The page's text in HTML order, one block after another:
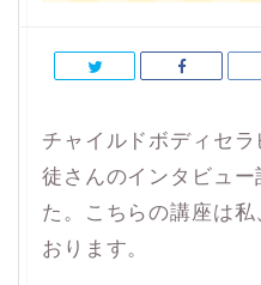
チャイルドボディセ
徒さんのインタビュ
た。こちらの講座は
おります。